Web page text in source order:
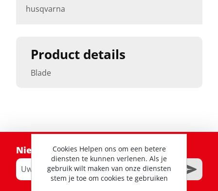
Product details
Blade
husqvarna
NieuwsbriefCookies Helpen ons om een betere
diensten te kunnen verlenen. Als je
gebruik wilt maken van onze diensten
stem je toe om cookies te gebruiken